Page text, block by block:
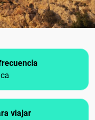
viajar